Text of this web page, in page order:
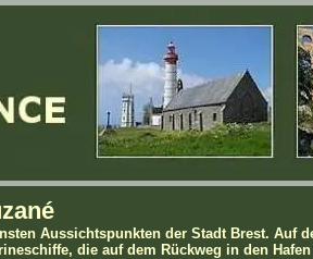
Aussichtspunkten der Stadt Brest. Auf
die auf dem Rückweg in den